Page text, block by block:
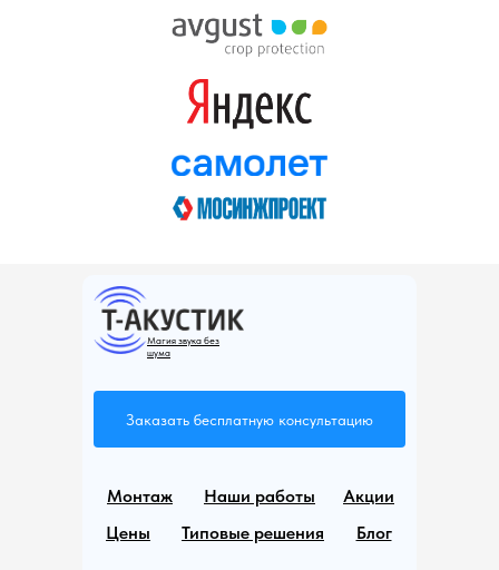
Заказать бесплатную консультацию
Магия звука без
шума
Монтаж Наши работы
Акции
Цены
Типовые решения Блог